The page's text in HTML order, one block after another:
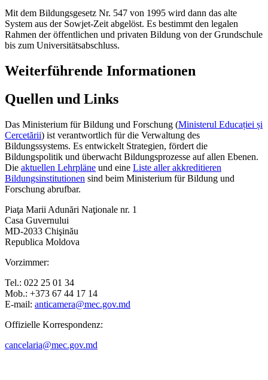
Mit dem Bildungsgesetz Nr. 547 von 1995 wird dann das alte
System aus der Sowjet-Zeit abgelöst. Es bestimmt den legalen
Rahmen der öffentlichen und privaten Bildung von der Grundschule
bis zum Universitätsabschluss.
Weiterführende Informationen
Quellen und Links
Das Ministerium für Bildung und Forschung (Ministerul Educației și
Cercetării) ist verantwortlich für die Verwaltung des
Bildungssystems. Es entwickelt Strategien, fördert die
Bildungspolitik und überwacht Bildungsprozesse auf allen Ebenen.
Die aktuellen Lehrpläne und eine Liste aller akkreditieren
Bildungsinstitutionen sind beim Ministerium für Bildung und
Forschung abrufbar.
Piaţa Marii Adunări Naţionale nr. 1
Casa Guvernului
MD-2033 Chişinău
Republica Moldova
Vorzimmer:
Tel.: 022 25 01 34
Mob.: +373 67 44 17 14
E-mail: anticamera@mec.gov.md
Offizielle Korrespondenz:
cancelaria@mec.gov.md